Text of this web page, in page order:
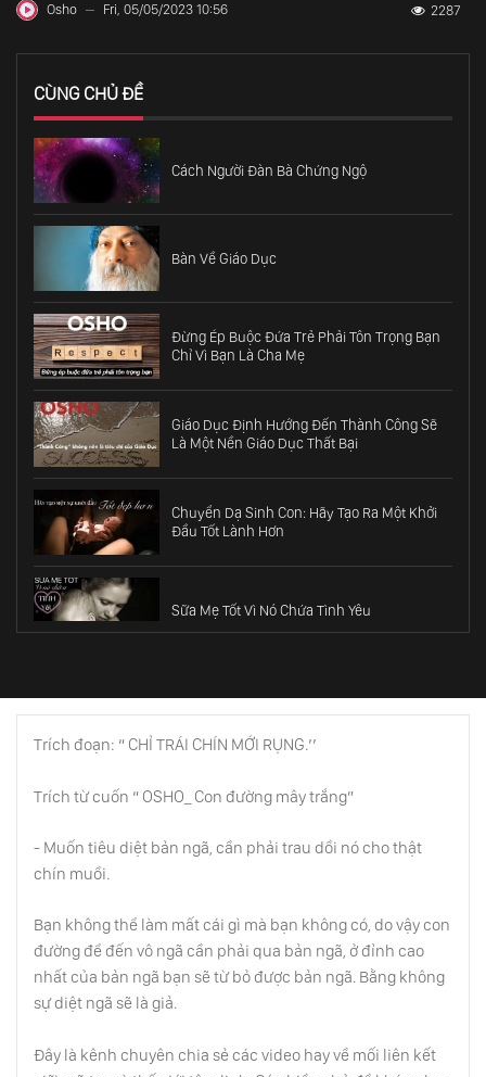
Osho — Fri, 05/05/2023 10:56 2287
CÙNG CHỦ ĐỀ
Cách Người Đàn Bà Chứng Ngộ
Bàn Về Giáo Dục
Đừng Ép Buộc Đứa Trẻ Phải Tôn Trọng Bạn
Chỉ Vì Bạn Là Cha Mẹ
Giáo Dục Định Hướng Đến Thành Công Sẽ
Là Một Nền Giáo Dục Thất Bại
Chuyển Dạ Sinh Con: Hãy Tạo Ra Một Khởi
Đầu Tốt Lành Hơn
Sữa Mẹ Tốt Vì Nó Chứa Tình Yêu
Cách Giúp Đứa Trẻ Chào Đời Tốt Đẹp Nhất
Minh Triết Về Tiền Bạc
Làm Cha Mẹ: Công Việc Thiêng Liêng
Của Trẻ Nhỏ
Trích đoạn: “ CHỈ TRÁI CHÍN MỚI RỤNG.’’
Trích từ cuốn “ OSHO_ Con đường mây trắng”
- Muốn tiêu diệt bản ngã, cần phải trau dồi nó cho thật
chín muồi.
Bạn không thể làm mất cái gì mà bạn không có, do vậy con
đường để đến vô ngã cần phải qua bản ngã, ở đỉnh cao
nhất của bản ngã bạn sẽ từ bỏ được bản ngã. Bằng không
sự diệt ngã sẽ là giả.
Đây là kênh chuyên chia sẻ các video hay về mối liên kết